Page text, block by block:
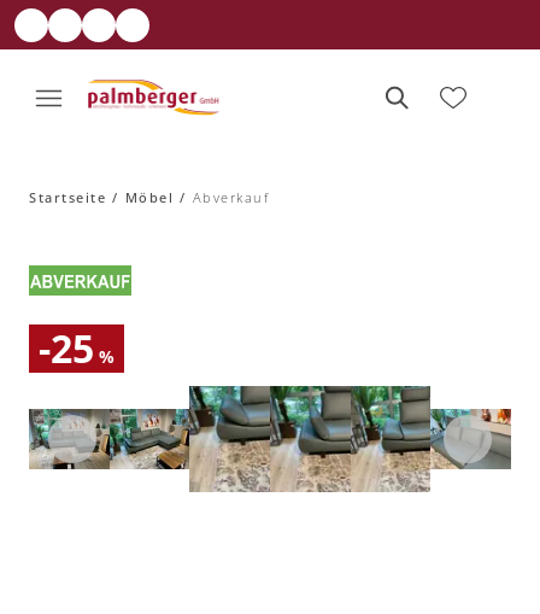
Startseite Möbel Abverkauf
-25 %